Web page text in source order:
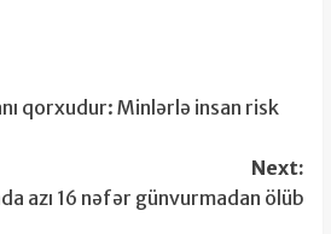
qorxudur: Minlərlə insan risk
Next:
azı 16 nəfər günvurmadan ölüb